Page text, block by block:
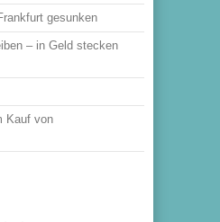
gesunken
– in Geld stecken
Kauf von